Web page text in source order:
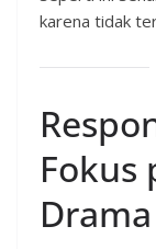
karena tidak
Fokus
Drama